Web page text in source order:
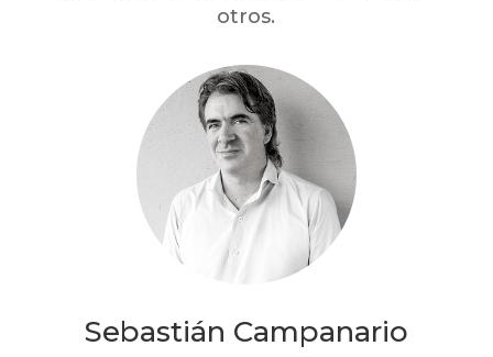
otros.
Sebastián Campanario